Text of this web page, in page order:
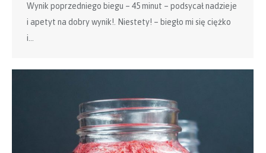
Wynik poprzedniego biegu – 45 minut – podsycał nadzieje
i apetyt na dobry wynik!. Niestety! – biegło mi się ciężko
i…